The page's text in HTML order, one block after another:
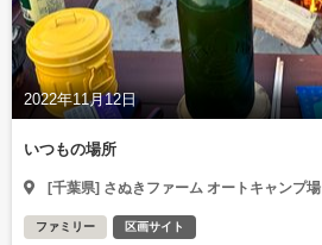
2022年11月12日
いつもの場所
[千葉県] さぬきファーム オートキャンプ場
ファミリー 区画サイト